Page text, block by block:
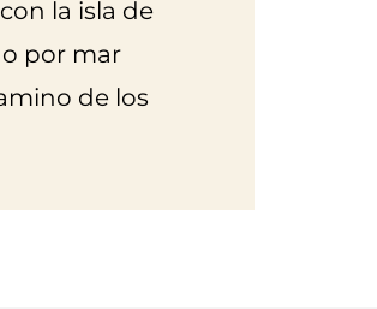
la isla de
por mar
de los